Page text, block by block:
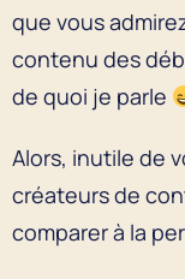
que vous
contenu des
de quoi je parle
Alors, inutile de
créateurs de
comparer à la